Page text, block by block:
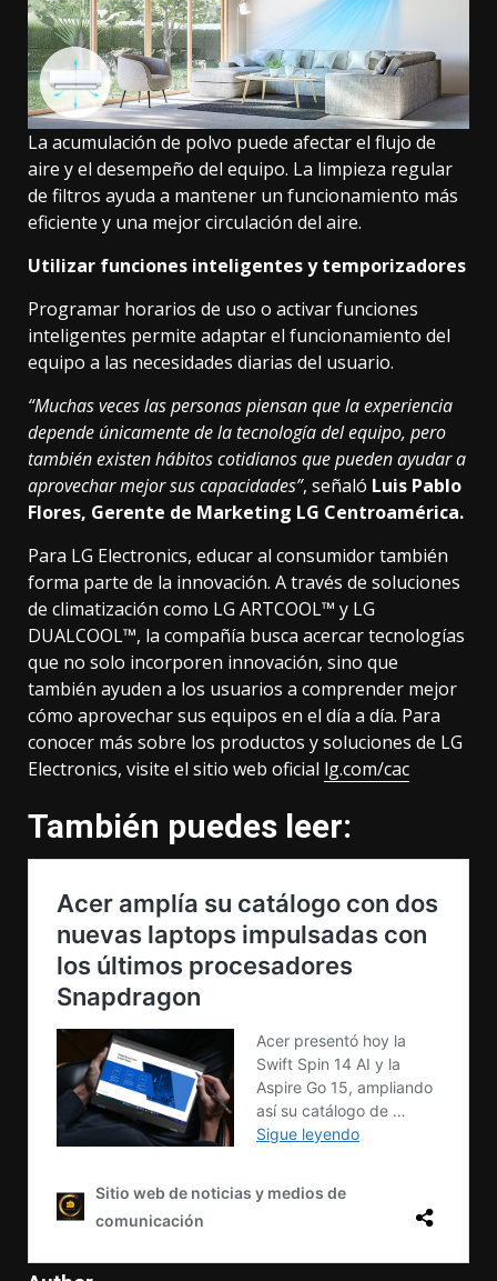
La acumulación de polvo puede afectar el flujo de
aire y el desempeño del equipo. La limpieza regular
de filtros ayuda a mantener un funcionamiento más
eficiente y una mejor circulación del aire.
Utilizar funciones inteligentes y temporizadores
Programar horarios de uso o activar funciones
inteligentes permite adaptar el funcionamiento del
equipo a las necesidades diarias del usuario.
“Muchas veces las personas piensan que la experiencia
depende únicamente de la tecnología del equipo, pero
también existen hábitos cotidianos que pueden ayudar a
aprovechar mejor sus capacidades”, señaló Luis Pablo
Flores, Gerente de Marketing LG Centroamérica.
Para LG Electronics, educar al consumidor también
forma parte de la innovación. A través de soluciones
de climatización como LG ARTCOOL™ y LG
DUALCOOL™, la compañía busca acercar tecnologías
que no solo incorporen innovación, sino que
también ayuden a los usuarios a comprender mejor
cómo aprovechar sus equipos en el día a día. Para
conocer más sobre los productos y soluciones de LG
Electronics, visite el sitio web oficial lg.com/cac
También puedes leer: